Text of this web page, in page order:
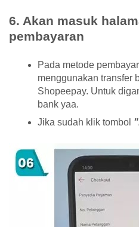
6. Akan masuk
pembayaran
Pada metode
menggunakan transfer
Shopeepay. Untuk
bank yaa.
Jika sudah klik tombol